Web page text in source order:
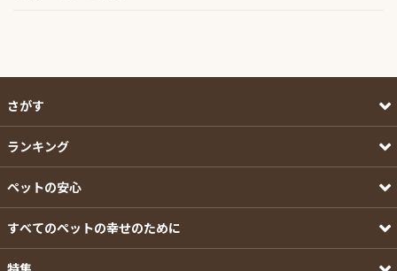
さがす
ランキング
ペットの安心
すべてのペットの幸せのために